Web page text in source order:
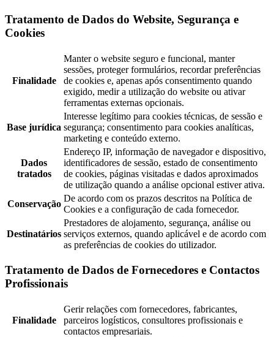
Tratamento de Dados do Website, Segurança e
Cookies
Finalidade
Manter o website seguro e funcional, manter
sessões, proteger formulários, recordar preferências
de cookies e, apenas após consentimento quando
exigido, medir a utilização do website ou ativar
ferramentas externas opcionais.
Base jurídica
Interesse legítimo para cookies técnicas, de sessão e
segurança; consentimento para cookies analíticas,
marketing e conteúdo externo.
Dados
tratados
Endereço IP, informação de navegador e dispositivo,
identificadores de sessão, estado de consentimento
de cookies, páginas visitadas e dados aproximados
de utilização quando a análise opcional estiver ativa.
Conservação
De acordo com os prazos descritos na Política de
Cookies e a configuração de cada fornecedor.
Destinatários
Prestadores de alojamento, segurança, análise ou
serviços externos, quando aplicável e de acordo com
as preferências de cookies do utilizador.
Tratamento de Dados de Fornecedores e Contactos
Profissionais
Finalidade
Gerir relações com fornecedores, fabricantes,
parceiros logísticos, consultores profissionais e
contactos empresariais.